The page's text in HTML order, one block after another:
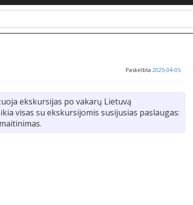
Paskelbta 2025-04-05
ekskursijas po vakarų Lietuvą
visas su ekskursijomis susijusias paslaugas: